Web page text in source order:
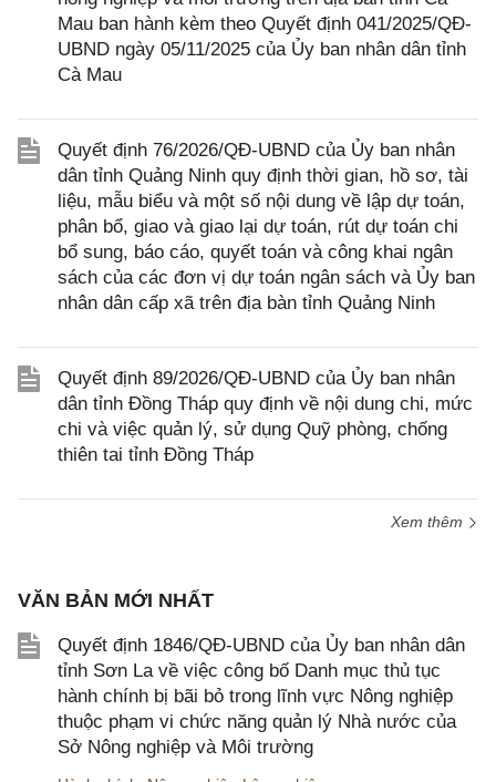
Mau ban hành kèm theo Quyết định 041/2025/QĐ-
UBND ngày 05/11/2025 của Ủy ban nhân dân tỉnh
Cà Mau
Quyết định 76/2026/QĐ-UBND của Ủy ban nhân
dân tỉnh Quảng Ninh quy định thời gian, hồ sơ, tài
liệu, mẫu biểu và một số nội dung về lập dự toán,
phân bổ, giao và giao lại dự toán, rút dự toán chi
bổ sung, báo cáo, quyết toán và công khai ngân
sách của các đơn vị dự toán ngân sách và Ủy ban
nhân dân cấp xã trên địa bàn tỉnh Quảng Ninh
Quyết định 89/2026/QĐ-UBND của Ủy ban nhân
dân tỉnh Đồng Tháp quy định về nội dung chi, mức
chi và việc quản lý, sử dụng Quỹ phòng, chống
thiên tai tỉnh Đồng Tháp
Xem thêm
VĂN BẢN MỚI NHẤT
Quyết định 1846/QĐ-UBND của Ủy ban nhân dân
tỉnh Sơn La về việc công bố Danh mục thủ tục
hành chính bị bãi bỏ trong lĩnh vực Nông nghiệp
thuộc phạm vi chức năng quản lý Nhà nước của
Sở Nông nghiệp và Môi trường